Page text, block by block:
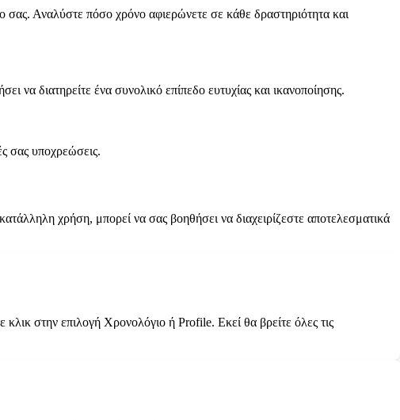
σας. Αναλύστε πόσο χρόνο αφιερώνετε σε κάθε δραστηριότητα και
διατηρείτε ένα συνολικό επίπεδο ευτυχίας και ικανοποίησης.
σας υποχρεώσεις.
χρήση, μπορεί να σας βοηθήσει να διαχειρίζεστε αποτελεσματικά
στην επιλογή Χρονολόγιο ή Profile. Εκεί θα βρείτε όλες τις